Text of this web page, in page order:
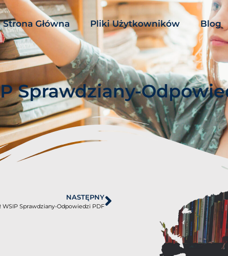
Strona Główna Pliki Użytkowników Blog
Sprawdziany-
NASTĘPNY
WSIP Sprawdziany-Odpowiedzi PDF